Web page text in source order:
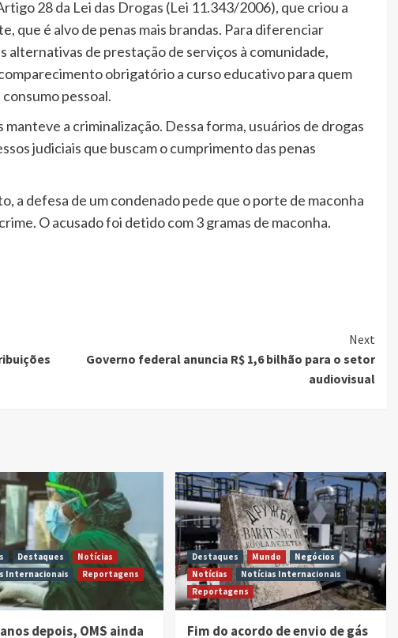
28 da Lei das Drogas (Lei 11.343/2006), que criou a
que é alvo de penas mais brandas. Para diferenciar
alternativas de prestação de serviços à comunidade,
obrigatório a curso educativo para quem
pessoal.
a criminalização. Dessa forma, usuários de drogas
judiciais que buscam o cumprimento das penas
a defesa de um condenado pede que o porte de maconha
O acusado foi detido com 3 gramas de maconha.
Next
Governo federal anuncia R$ 1,6 bilhão para o setor
audiovisual
Destaques
Notícias
Internacionais
Reportagens
depois, OMS ainda
Destaques Mundo
Negócios
Notícias
Notícias Internacionais
Reportagens
Fim do acordo de envio de gás